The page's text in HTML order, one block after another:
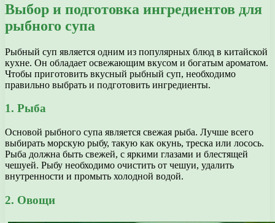
Выбор и подготовка ингредиентов для
рыбного супа
Рыбный суп является одним из популярных блюд в китайской
кухне. Он обладает освежающим вкусом и богатым ароматом.
Чтобы приготовить вкусный рыбный суп, необходимо
правильно выбрать и подготовить ингредиенты.
1. Рыба
Основой рыбного супа является свежая рыба. Лучше всего
выбирать морскую рыбу, такую как окунь, треска или лосось.
Рыба должна быть свежей, с яркими глазами и блестящей
чешуей. Рыбу необходимо очистить от чешуи, удалить
внутренности и промыть холодной водой.
2. Овощи